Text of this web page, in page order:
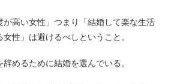
が高い女性」つまり「結婚して楽な生活
性」は避けるべしということ。
めるために結婚を選んでいる。